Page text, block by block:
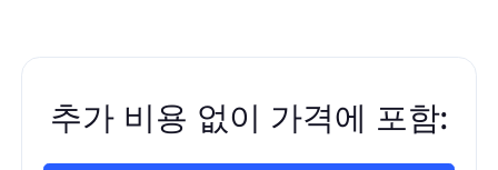
추가 비용 없이 가격에 포함: